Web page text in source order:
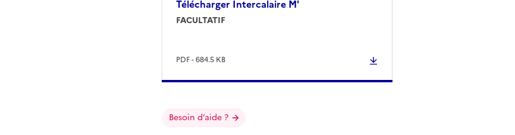
Télécharger Intercalaire M'
FACULTATIF
PDF - 684.5 KB
Besoin d’aide ?